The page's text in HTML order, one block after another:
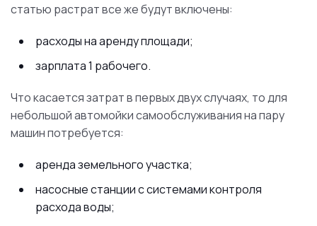
статью растрат все же будут включены:
расходы на аренду площади;
зарплата 1 рабочего.
Что касается затрат в первых двух случаях, то для
небольшой автомойки самообслуживания на пару
машин потребуется:
аренда земельного участка;
насосные станции с системами контроля
расхода воды;